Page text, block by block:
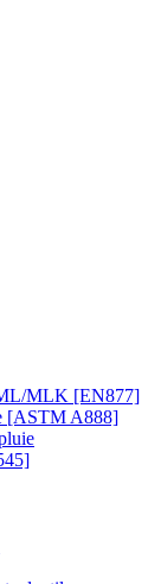
MLK [EN877]
[ASTM A888]